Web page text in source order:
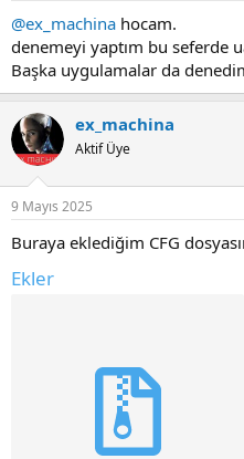
@ex_machina hocam.
denemeyi yaptım bu seferde
Başka uygulamalar da
ex_machina
Aktif Üye
9 Mayıs 2025
Buraya eklediğim CFG
Ekler